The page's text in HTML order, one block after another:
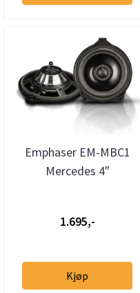
Emphaser EM-MBC1
Mercedes 4"
1.695,-
Kjøp